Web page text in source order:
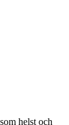
helst och